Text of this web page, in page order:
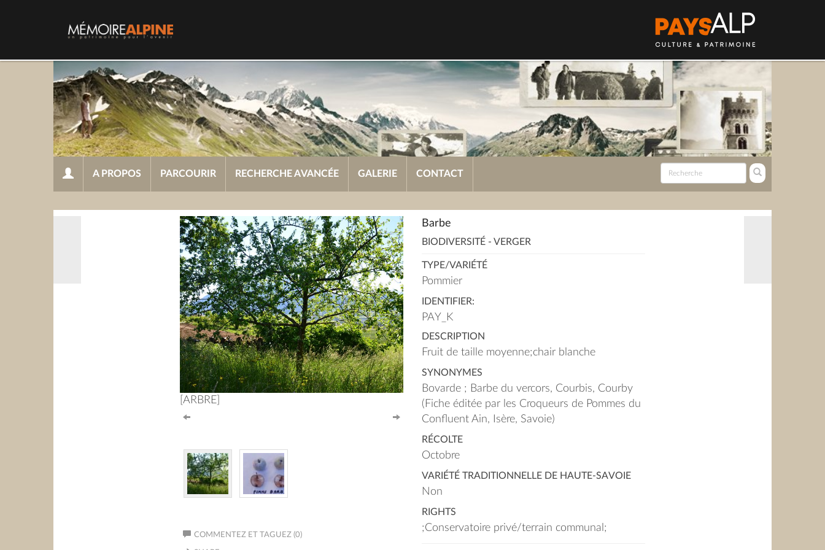
A PROPOS PARCOURIR RECHERCHE AVANCÉE GALERIE CONTACT
[ARBRE]
COMMENTEZ ET TAGUEZ (0)
Barbe
BIODIVERSITÉ - VERGER
TYPE/VARIÉTÉ
Pommier
IDENTIFIER:
PAY_K
DESCRIPTION
Fruit de taille moyenne;chair blanche
SYNONYMES
Bovarde ; Barbe du vercors, Courbis, Courby
(Fiche éditée par les Croqueurs de Pommes du
Confluent Ain, Isère, Savoie)
RÉCOLTE
Octobre
VARIÉTÉ TRADITIONNELLE DE HAUTE-SAVOIE
Non
RIGHTS
;Conservatoire privé/terrain communal;